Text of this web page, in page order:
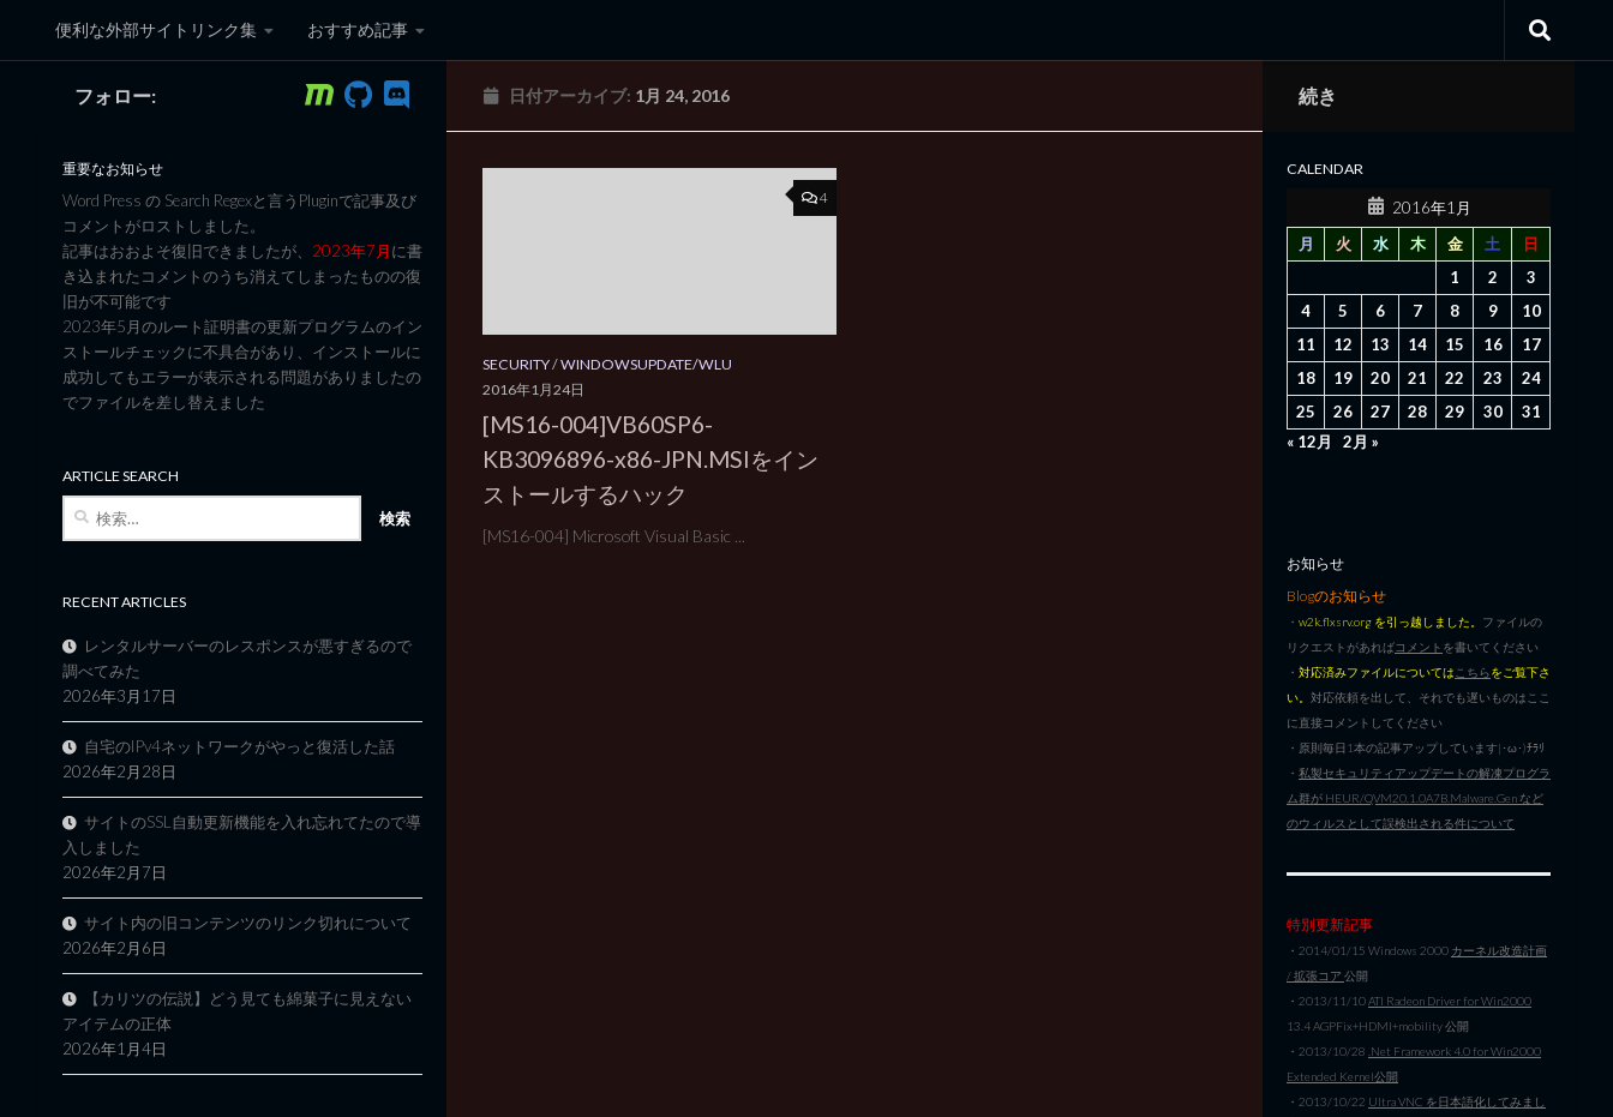
コンテンツへスキップ
便利な外部サイトリンク集 おすすめ記事
黒翼猫のコンピュータ日記 3rd Edition
日付アーカイブ: 1月 24, 2016
4
SECURITY/WINDOWSUPDATE/WLU
2016年1月24日
[MS16-004]VB60SP6-
KB3096896-x86-JPN.MSIをイン
ストールするハック
[MS16-004] Microsoft Visual Basic ...
フォロー:
重要なお知らせ
Word Press の Search Regexと言うPluginで記事及び
コメントがロストしました。
記事はおおよそ復旧できましたが、 2023年7月に書
き込まれたコメントのうち消えてしまったものの復
旧が不可能です
2023年5月のルート証明書の更新プログラムのイン
ストールチェックに不具合があり、インストールに
成功してもエラーが表示される問題がありましたの
でファイルを差し替えました
ARTICLE SEARCH
RECENT ARTICLES
レンタルサーバーのレスポンスが悪すぎるので
調べてみた
2026年3月17日
自宅のIPv4ネットワークがやっと復活した話
2026年2月28日
サイトのSSL自動更新機能を入れ忘れてたので導
入しました
2026年2月7日
サイト内の旧コンテンツのリンク切れについて
2026年2月6日
【カリツの伝説】どう見ても綿菓子に見えない
アイテムの正体
2026年1月4日
続き
CALENDAR
2016年1月
月
火 水 木 金 土
日
1
2
3
4
5 6 7 8 9
10
11
12 13 14 15 16
17
18
19 20 21 22 23
24
25
26 27 28 29 30
31
« 12月
2月 »
お知らせ
Blogのお知らせ
・ w2k.flxsrv.org を引っ越しました。 ファイルの
リクエストがあればコメント を書いてください
・ 対応済みファイルについては こちらをご覧下さ
い。 対応依頼を出して、それでも遅いものはここ
に直接コメントしてください
・原則毎日1本の記事アップしています|･ω･)ﾁﾗﾘ
・ 私製セキュリティアップデートの解凍プログラ
ム群が HEUR/QVM20.1.0A7B.Malware.Gen など
のウィルスとして誤検出される件について
特別更新記事
・2014/01/15 Windows 2000 カーネル改造計画
/ 拡張コア 公開
・2013/11/10ATI Radeon Driver for Win2000
13.4 AGPFix+HDMI+mobility 公開
・2013/10/28 .Net Framework 4.0 for Win2000
Extended Kernel公開
・2013/10/22 Ultra VNC を日本語化してみまし